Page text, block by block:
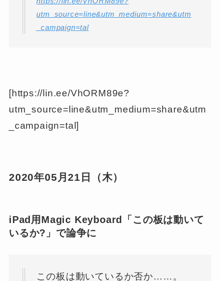
utm_source=line&utm_medium=share&utm
_campaign=tal
[https://lin.ee/VhORM89e?
utm_source=line&utm_medium=share&utm
_campaign=tal]
2020年05月21日（木）
iPad用Magic Keyboard「この板は動いて
いるか?」で論争に
この板は動いているか否か……。